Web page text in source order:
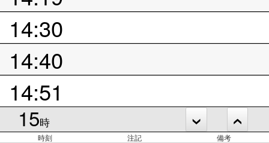
14:30
14:40
14:51
15時
時刻 注記 備考